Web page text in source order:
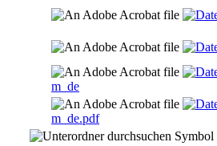
m_de
m_de.pdf